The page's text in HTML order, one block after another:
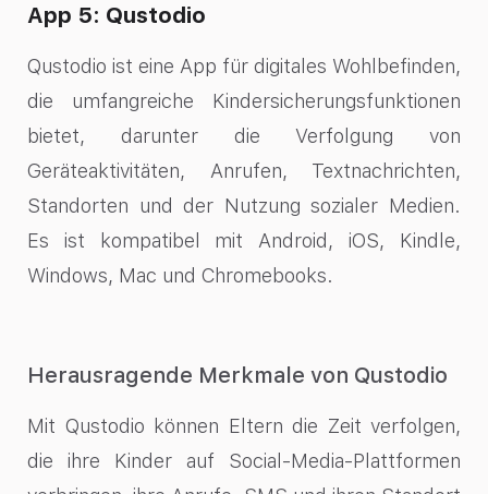
App 5: Qustodio
Qustodio ist eine App für digitales Wohlbefinden,
die umfangreiche Kindersicherungsfunktionen
bietet, darunter die Verfolgung von
Geräteaktivitäten, Anrufen, Textnachrichten,
Standorten und der Nutzung sozialer Medien.
Es ist kompatibel mit Android, iOS, Kindle,
Windows, Mac und Chromebooks.
Herausragende Merkmale von Qustodio
Mit Qustodio können Eltern die Zeit verfolgen,
die ihre Kinder auf Social-Media-Plattformen